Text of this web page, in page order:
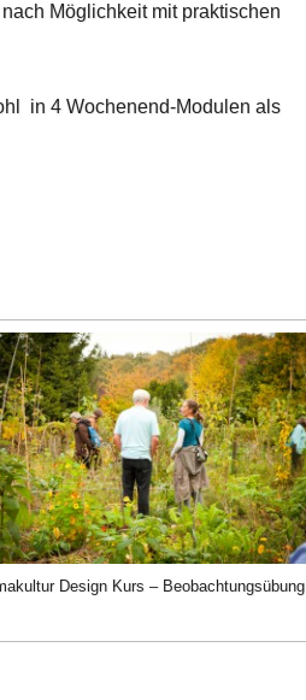
Möglichkeit mit praktischen
in 4 Wochenend-Modulen als
Design Kurs – Beobachtungsübung